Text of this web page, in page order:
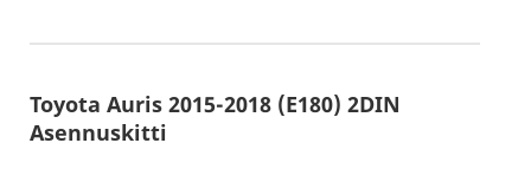
Toyota Auris 2015-2018 (E180) 2DIN
Asennuskitti